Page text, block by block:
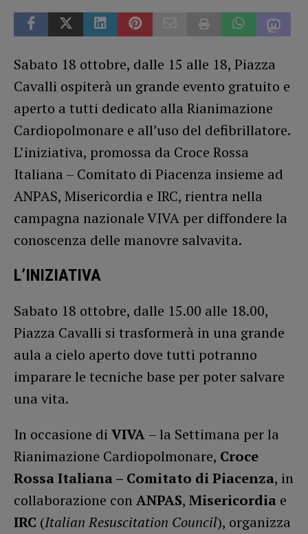
Sabato 18 ottobre, dalle 15 alle 18, Piazza
Cavalli ospiterà un grande evento gratuito e
aperto a tutti dedicato alla Rianimazione
Cardiopolmonare e all’uso del defibrillatore.
L’iniziativa, promossa da Croce Rossa
Italiana – Comitato di Piacenza insieme ad
ANPAS, Misericordia e IRC, rientra nella
campagna nazionale VIVA per diffondere la
conoscenza delle manovre salvavita.
L’INIZIATIVA
Sabato 18 ottobre, dalle 15.00 alle 18.00,
Piazza Cavalli si trasformerà in una grande
aula a cielo aperto dove tutti potranno
imparare le tecniche base per poter salvare
una vita.
In occasione di VIVA – la Settimana per la
Rianimazione Cardiopolmonare, Croce
Rossa Italiana – Comitato di Piacenza, in
collaborazione conANPAS, Misericordia e
IRC (Italian Resuscitation Council), organizza